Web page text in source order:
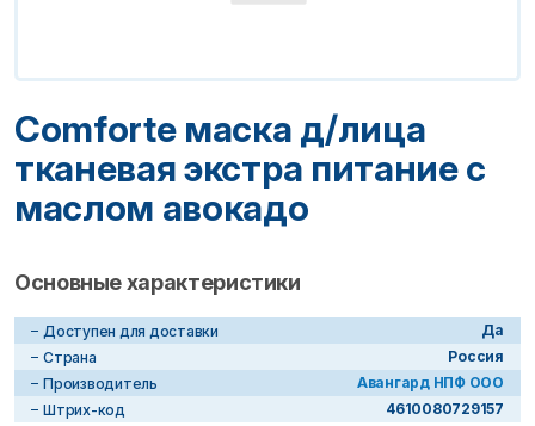
Comforte маска д/лица
тканевая экстра питание с
маслом авокадо
Основные характеристики
Доступен для доставки
Да
Страна
Россия
Производитель
Авангард НПФ ООО
Штрих-код
4610080729157